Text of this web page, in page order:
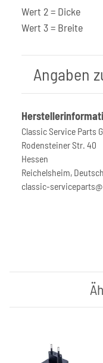
Wert 2 = Dicke
Wert 3 = Breite
Angaben
Classic Service Parts
Rodensteiner Str. 40
Hessen
Reichelsheim,
classic-